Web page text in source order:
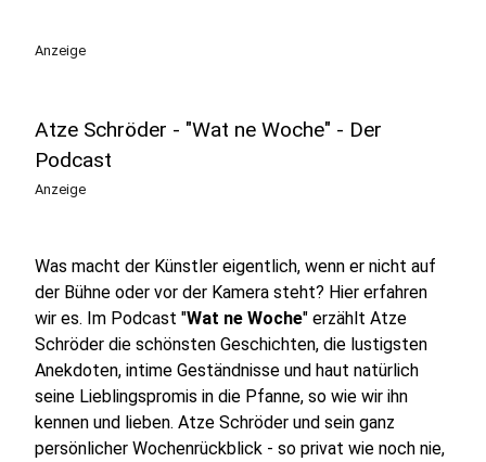
Anzeige
Atze Schröder - "Wat ne Woche" - Der
Podcast
Anzeige
Was macht der Künstler eigentlich, wenn er nicht auf
der Bühne oder vor der Kamera steht? Hier erfahren
wir es. Im Podcast "Wat ne Woche" erzählt Atze
Schröder die schönsten Geschichten, die lustigsten
Anekdoten, intime Geständnisse und haut natürlich
seine Lieblingspromis in die Pfanne, so wie wir ihn
kennen und lieben. Atze Schröder und sein ganz
persönlicher Wochenrückblick - so privat wie noch nie,